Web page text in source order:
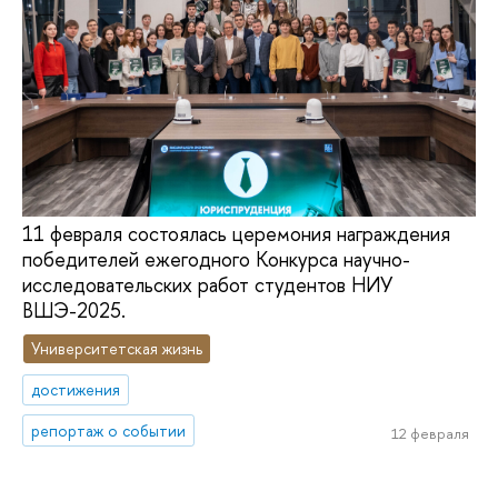
11 февраля состоялась церемония награждения
победителей ежегодного Конкурса научно-
исследовательских работ студентов НИУ
ВШЭ-2025.
Университетская жизнь
достижения
репортаж о событии
12 февраля